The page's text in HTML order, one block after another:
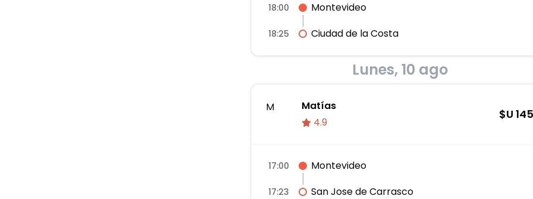
18:00 Montevideo
18:25 Ciudad de la Costa
Lunes, 10 ago
M
Matías
4.9
$U 145
17:00 Montevideo
17:23 San Jose de Carrasco